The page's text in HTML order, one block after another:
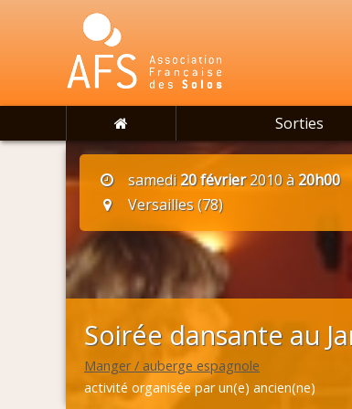
Sorties
samedi 20 février2010 à20h00
Versailles (78)
Soirée dansante au
Manger / auberge espagnole
activité organisée par un(e) ancien(ne)